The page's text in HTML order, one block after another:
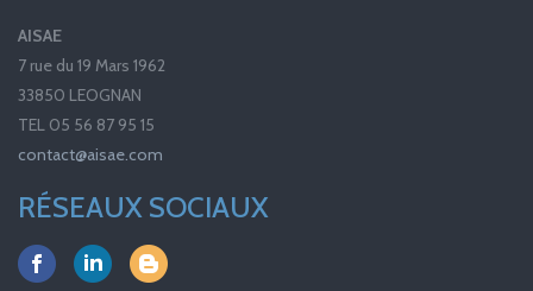
AISAE
7 rue du 19 Mars 1962
33850 LEOGNAN
TEL 05 56 87 95 15
contact@aisae.com
RÉSEAUX SOCIAUX